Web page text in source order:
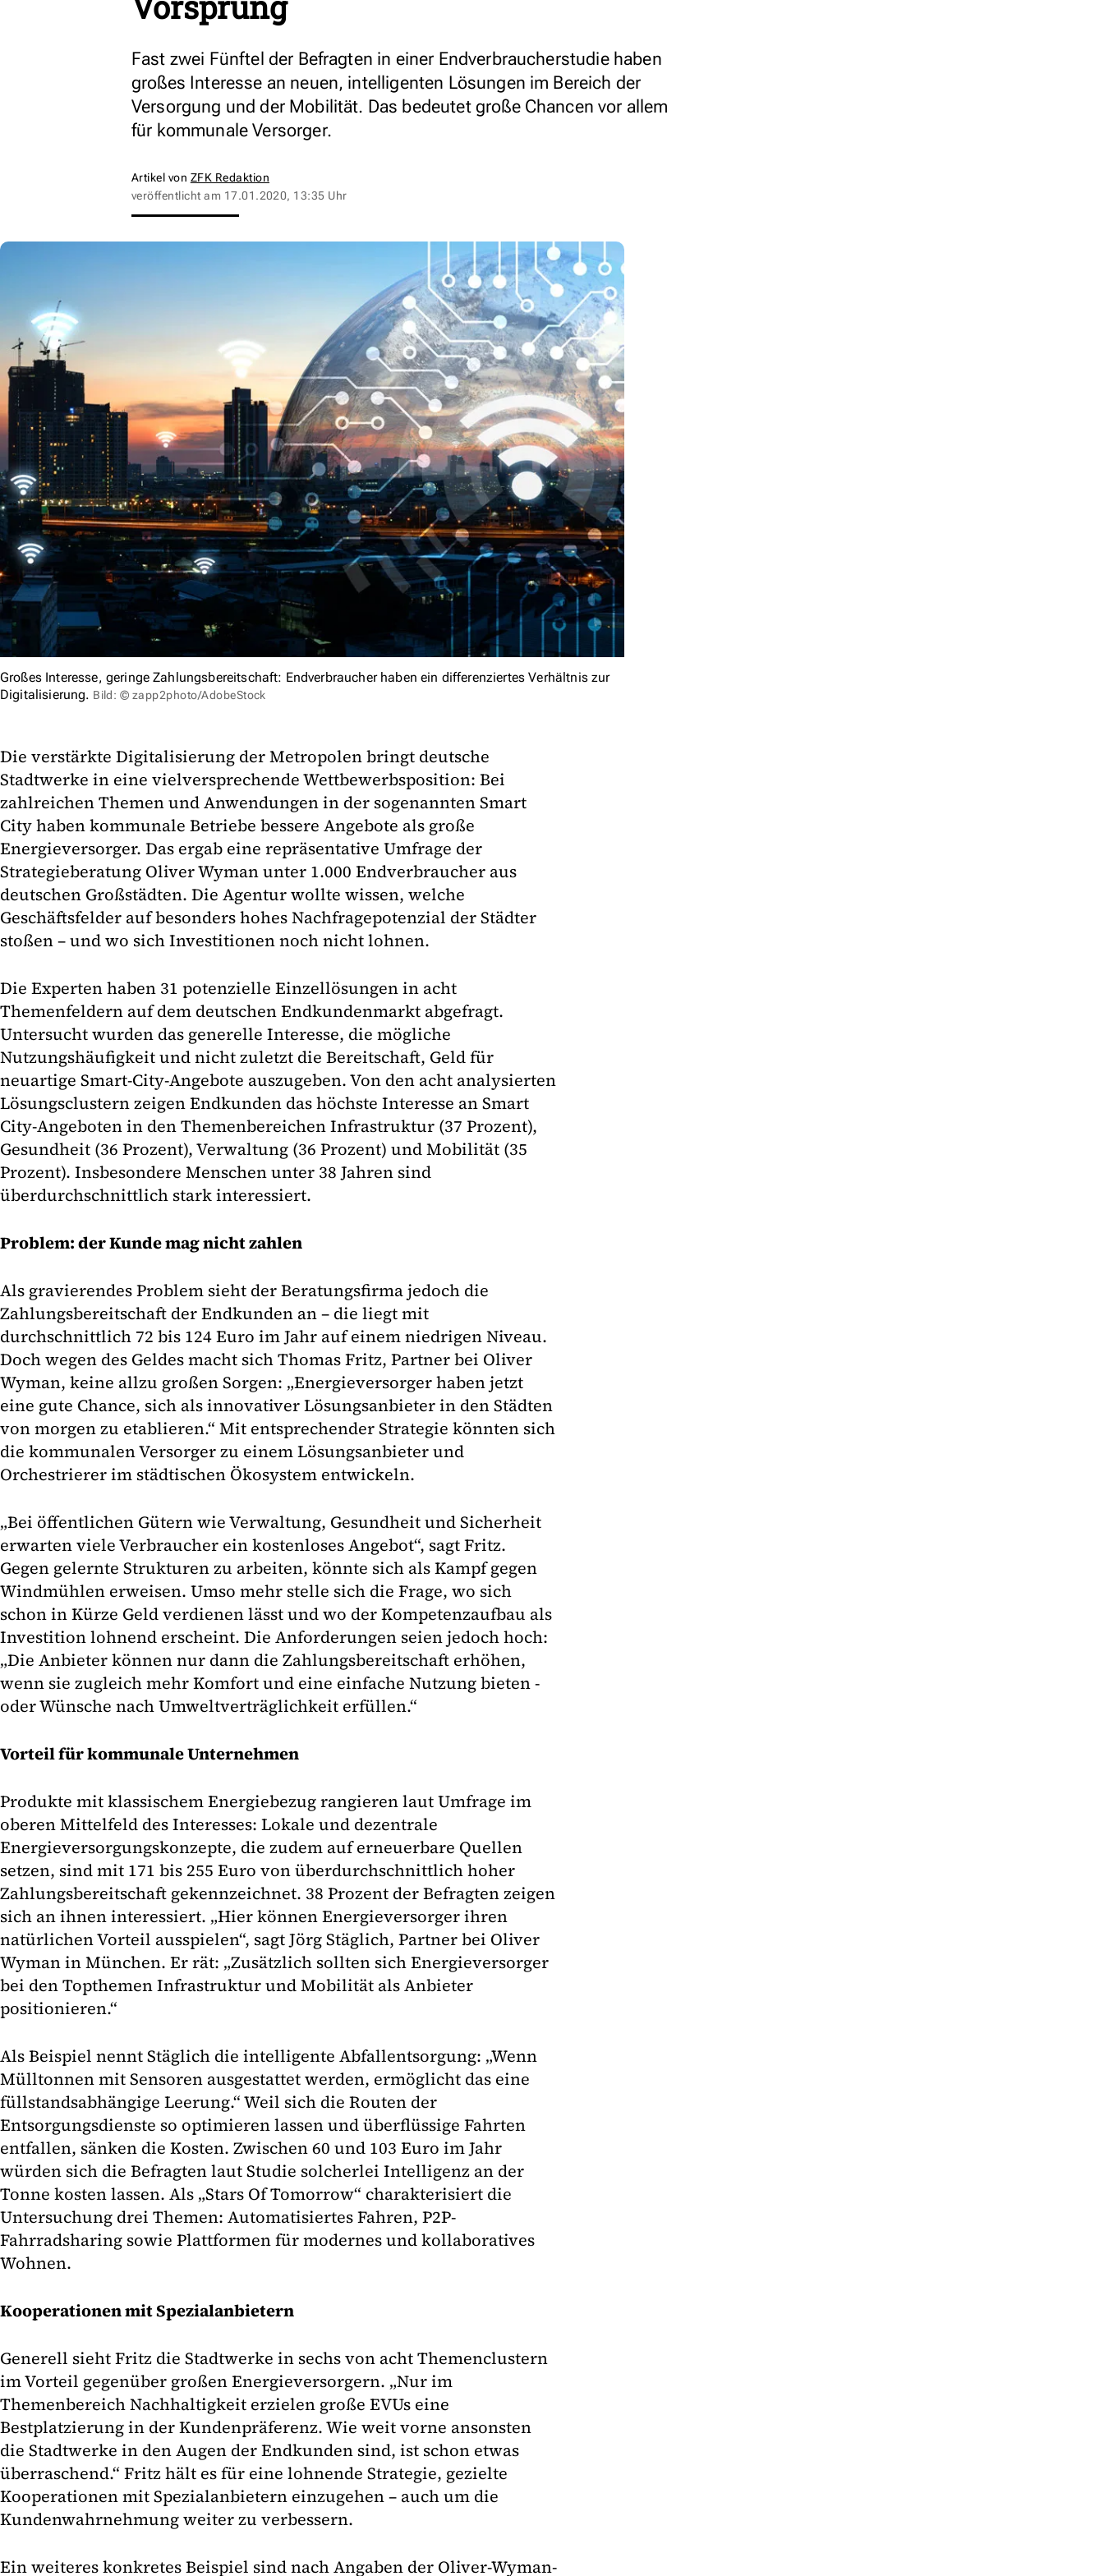
Fast zwei Fünftel der Befragten in einer Endverbraucherstudie haben
großes Interesse an neuen, intelligenten Lösungen im Bereich der
Versorgung und der Mobilität. Das bedeutet große Chancen vor allem
für kommunale Versorger.
Artikel von ZFK Redaktion
veröffentlicht am 17.01.2020, 13:35 Uhr
Großes Interesse, geringe Zahlungsbereitschaft: Endverbraucher haben ein differenziertes Verhältnis zur
Digitalisierung. Bild: © zapp2photo/AdobeStock
Die verstärkte Digitalisierung der Metropolen bringt deutsche
Stadtwerke in eine vielversprechende Wettbewerbsposition: Bei
zahlreichen Themen und Anwendungen in der sogenannten Smart
City haben kommunale Betriebe bessere Angebote als große
Energieversorger. Das ergab eine repräsentative Umfrage der
Strategieberatung Oliver Wyman unter 1.000 Endverbraucher aus
deutschen Großstädten. Die Agentur wollte wissen, welche
Geschäftsfelder auf besonders hohes Nachfragepotenzial der Städter
stoßen –­­ und wo sich Investitionen noch nicht lohnen.
Die Experten haben 31 potenzielle Einzellösungen in acht
Themenfeldern auf dem deutschen Endkundenmarkt abgefragt.
Untersucht wurden das generelle Interesse, die mögliche
Nutzungshäufigkeit und nicht zuletzt die Bereitschaft, Geld für
neuartige Smart-City-Angebote auszugeben. Von den acht analysierten
Lösungsclustern zeigen Endkunden das höchste Interesse an Smart
City-Angeboten in den Themenbereichen Infrastruktur (37 Prozent),
Gesundheit (36 Prozent), Verwaltung (36 Prozent) und Mobilität (35
Prozent). Insbesondere Menschen unter 38 Jahren sind
überdurchschnittlich stark interessiert.
Problem: der Kunde mag nicht zahlen
Als gravierendes Problem sieht der Beratungsfirma jedoch die
Zahlungsbereitschaft der Endkunden an – die liegt mit
durchschnittlich 72 bis 124 Euro im Jahr auf einem niedrigen Niveau.
Doch wegen des Geldes macht sich Thomas Fritz, Partner bei Oliver
Wyman, keine allzu großen Sorgen: „Energieversorger haben jetzt
eine gute Chance, sich als innovativer Lösungsanbieter in den Städten
von morgen zu etablieren.“ Mit entsprechender Strategie könnten sich
die kommunalen Versorger zu einem Lösungsanbieter und
Orchestrierer im städtischen Ökosystem entwickeln.
„Bei öffentlichen Gütern wie Verwaltung, Gesundheit und Sicherheit
erwarten viele Verbraucher ein kostenloses Angebot“, sagt Fritz.
Gegen gelernte Strukturen zu arbeiten, könnte sich als Kampf gegen
Windmühlen erweisen. Umso mehr stelle sich die Frage, wo sich
schon in Kürze Geld verdienen lässt und wo der Kompetenzaufbau als
Investition lohnend erscheint. Die Anforderungen seien jedoch hoch:
„Die Anbieter können nur dann die Zahlungsbereitschaft erhöhen,
wenn sie zugleich mehr Komfort und eine einfache Nutzung bieten ­
oder Wünsche nach Umweltverträglichkeit erfüllen.“
Vorteil für kommunale Unternehmen
Produkte mit klassischem Energiebezug rangieren laut Umfrage im
oberen Mittelfeld des Interesses: Lokale und dezentrale
Energieversorgungskonzepte, die zudem auf erneuerbare Quellen
setzen, sind mit 171 bis 255 Euro von überdurchschnittlich hoher
Zahlungsbereitschaft gekennzeichnet. 38 Prozent der Befragten zeigen
sich an ihnen interessiert. „Hier können Energieversorger ihren
natürlichen Vorteil ausspielen“, sagt Jörg Stäglich, Partner bei Oliver
Wyman in München. Er rät: „Zusätzlich sollten sich Energieversorger
bei den Topthemen Infrastruktur und Mobilität als Anbieter
positionieren.“
Als Beispiel nennt Stäglich die intelligente Abfallentsorgung: „Wenn
Mülltonnen mit Sensoren ausgestattet werden, ermöglicht das eine
füllstandsabhängige Leerung.“ Weil sich die Routen der
Entsorgungsdienste so optimieren lassen und überflüssige Fahrten
entfallen, sänken die Kosten. Zwischen 60 und 103 Euro im Jahr
würden sich die Befragten laut Studie solcherlei Intelligenz an der
Tonne kosten lassen. Als „Stars Of Tomorrow“ charakterisiert die
Untersuchung drei Themen: Automatisiertes Fahren, P2P-
Fahrradsharing sowie Plattformen für modernes und kollaboratives
Wohnen.
Kooperationen mit Spezialanbietern
Generell sieht Fritz die Stadtwerke in sechs von acht Themenclustern
im Vorteil gegenüber großen Energieversorgern. „Nur im
Themenbereich Nachhaltigkeit erzielen große EVUs eine
Bestplatzierung in der Kundenpräferenz. Wie weit vorne ansonsten
die Stadtwerke in den Augen der Endkunden sind, ist schon etwas
überraschend.“ Fritz hält es für eine lohnende Strategie, gezielte
Kooperationen mit Spezialanbietern einzugehen – auch um die
Kundenwahrnehmung weiter zu verbessern.
Ein weiteres konkretes Beispiel sind nach Angaben der Oliver-Wyman-